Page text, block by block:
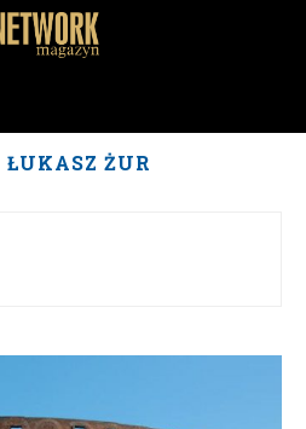
ŁUKASZ ŻUR